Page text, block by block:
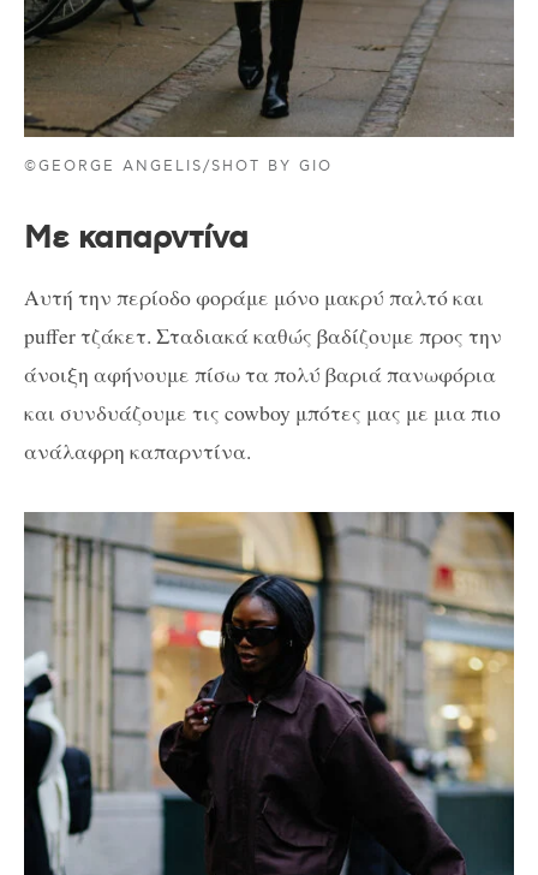
©GEORGE ANGELIS/SHOT BY GIO
Με καπαρντίνα
Αυτή την περίοδο φοράμε μόνο μακρύ παλτό και
puffer τζάκετ. Σταδιακά καθώς βαδίζουμε προς την
άνοιξη αφήνουμε πίσω τα πολύ βαριά πανωφόρια
και συνδυάζουμε τις cowboy μπότες μας με μια πιο
ανάλαφρη καπαρντίνα.